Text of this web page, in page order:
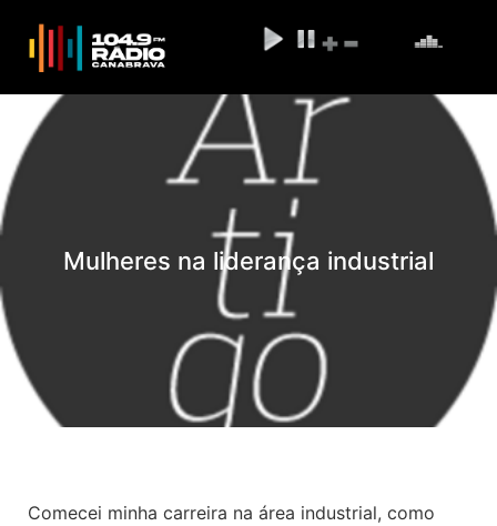
Mulheres na liderança industrial
Comecei minha carreira na área industrial, como